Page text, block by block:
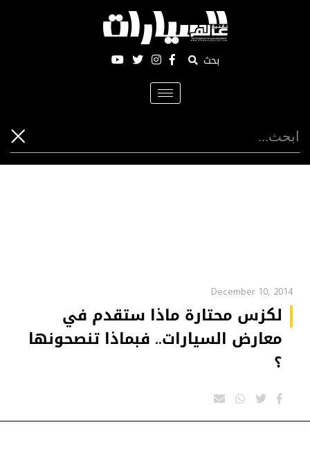
بحث
Toggle
navigation
December 10, 2014
لكزس محتارة ماذا ستقدم في
معارض السيارات.. فبماذا تنصحونها
؟